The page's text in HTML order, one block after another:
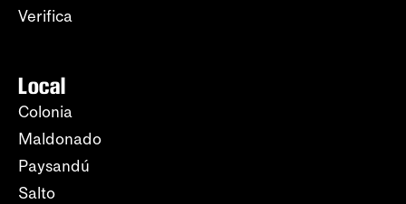
Verifica
Local
Colonia
Maldonado
Paysandú
Salto